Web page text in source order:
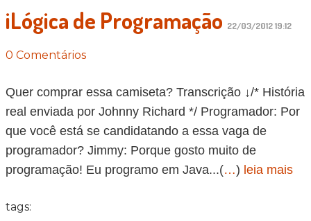
iLógica de Programação 22/03/2012 19:12
0 Comentários
Quer comprar essa camiseta? Transcrição ↓/* História
real enviada por Johnny Richard */ Programador: Por
que você está se candidatando a essa vaga de
programador? Jimmy: Porque gosto muito de
programação! Eu programo em Java...(…) leia mais
tags: